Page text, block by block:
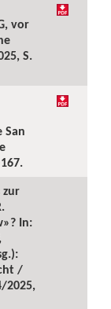
vor
S.
San
zur
In:
/
2025,